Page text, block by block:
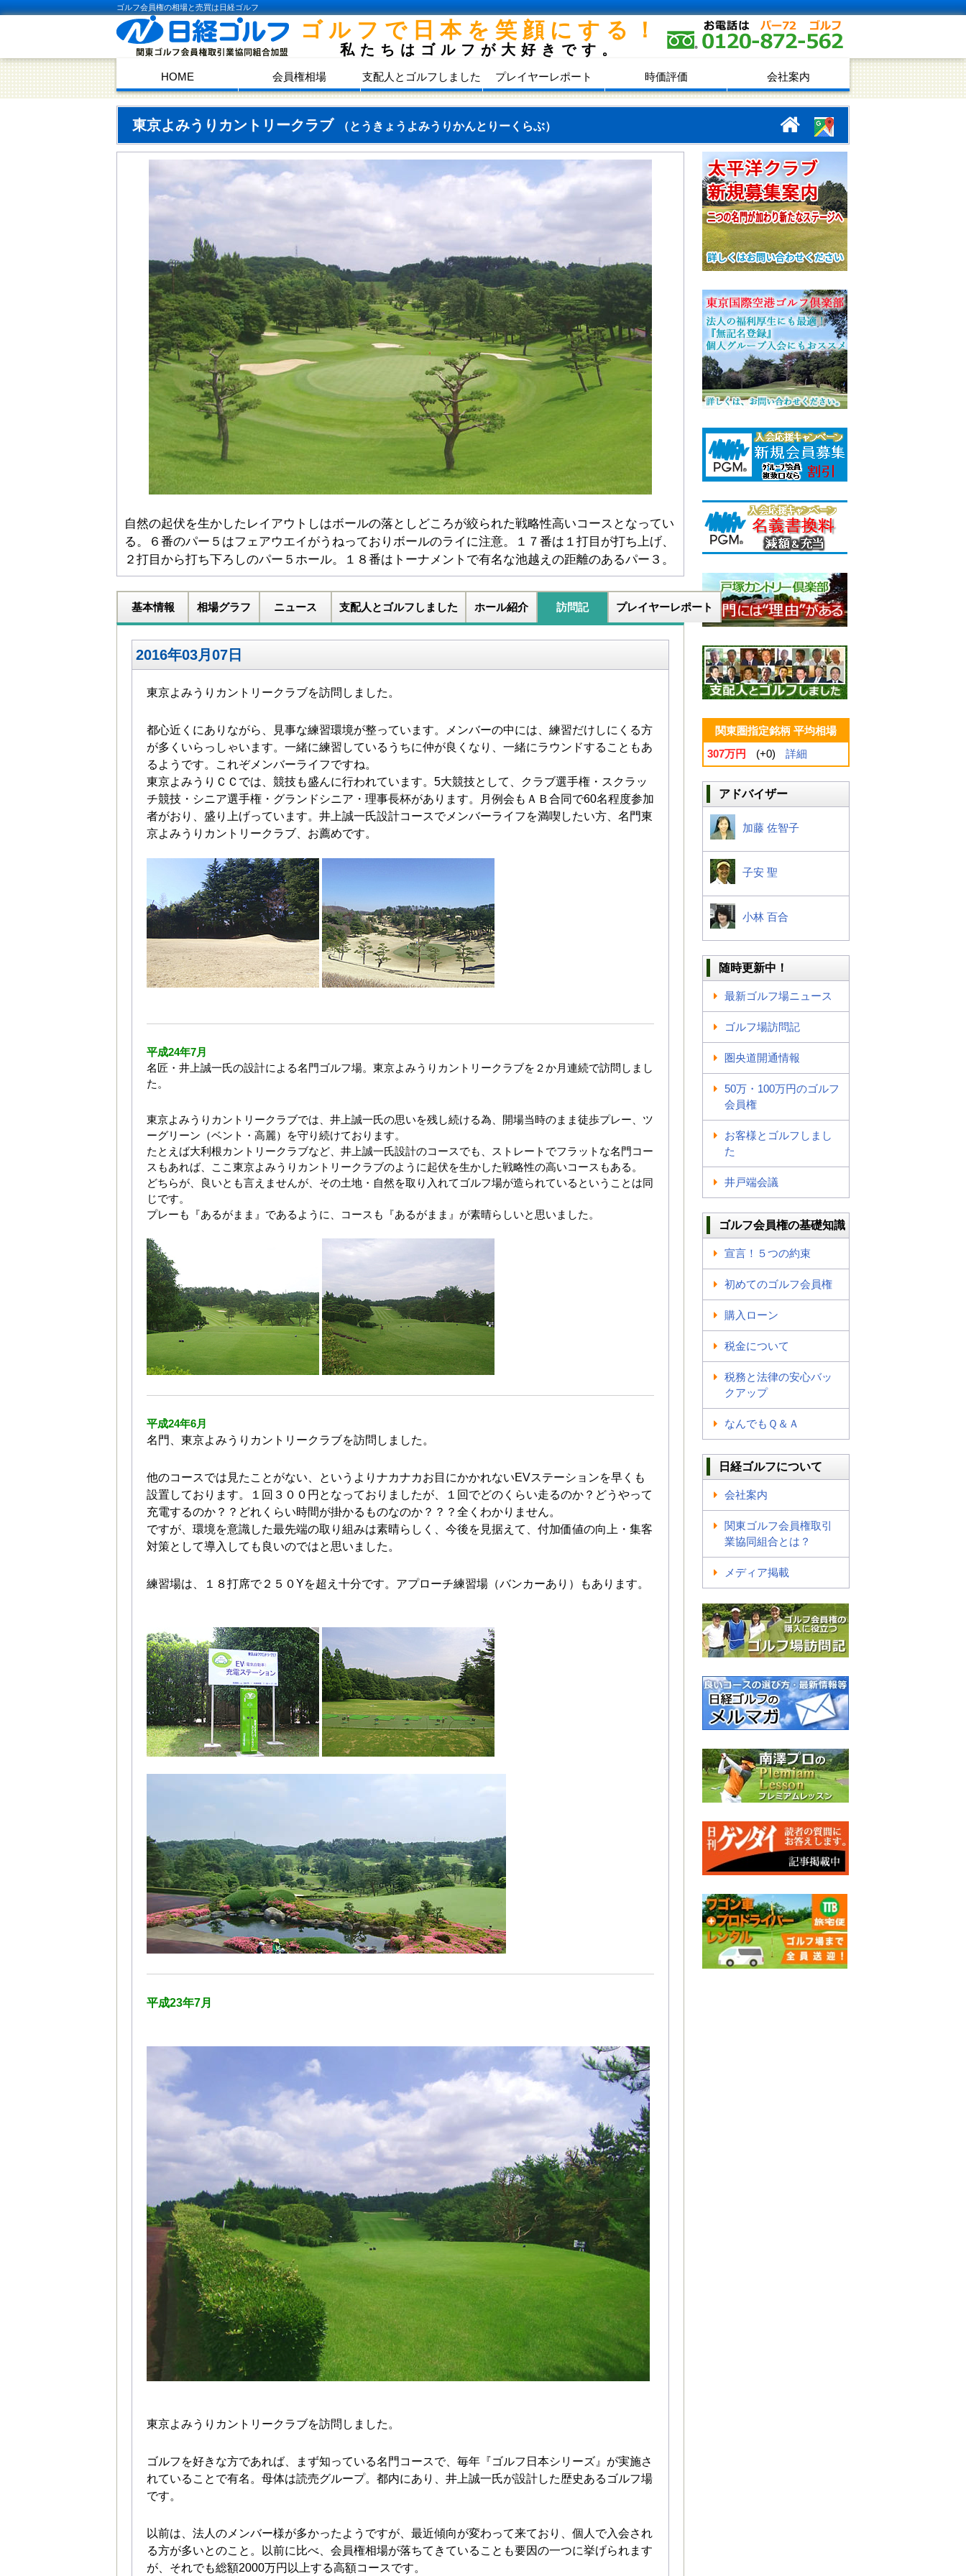
ゴルフ会員権の相場と売買は日経ゴルフ
ゴルフで日本を笑顔にする！
私たちはゴルフが大好きです。
HOME 会員権相場 支配人とゴルフしました プレイヤーレポート 時価評価 会社案内
東京よみうりカントリークラブ （とうきょうよみうりかんとりーくらぶ）
自然の起伏を生かしたレイアウトしはボールの落としどころが絞られた戦略性高いコースとなってい
る。６番のパー５はフェアウエイがうねっておりボールのライに注意。１７番は１打目が打ち上げ、
２打目から打ち下ろしのパー５ホール。１８番はトーナメントで有名な池越えの距離のあるパー３。
基本情報 相場グラフ ニュース 支配人とゴルフしました ホール紹介 訪問記 プレイヤーレポート
2016年03月07日
東京よみうりカントリークラブを訪問しました。
都心近くにありながら、見事な練習環境が整っています。メンバーの中には、練習だけしにくる方
が多くいらっしゃいます。一緒に練習しているうちに仲が良くなり、一緒にラウンドすることもあ
るようです。これぞメンバーライフですね。
東京よみうりＣＣでは、競技も盛んに行われています。5大競技として、クラブ選手権・スクラッ
チ競技・シニア選手権・グランドシニア・理事長杯があります。月例会もＡＢ合同で60名程度参加
者がおり、盛り上げっています。井上誠一氏設計コースでメンバーライフを満喫したい方、名門東
京よみうりカントリークラブ、お薦めです。
平成24年7月
名匠・井上誠一氏の設計による名門ゴルフ場。東京よみうりカントリークラブを２か月連続で訪問しまし
た。
東京よみうりカントリークラブでは、井上誠一氏の思いを残し続ける為、開場当時のまま徒歩プレー、ツ
ーグリーン（ベント・高麗）を守り続けております。
たとえば大利根カントリークラブなど、井上誠一氏設計のコースでも、ストレートでフラットな名門コー
スもあれば、ここ東京よみうりカントリークラブのように起伏を生かした戦略性の高いコースもある。
どちらが、良いとも言えませんが、その土地・自然を取り入れてゴルフ場が造られているということは同
じです。
プレーも『あるがまま』であるように、コースも『あるがまま』が素晴らしいと思いました。
平成24年6月
名門、東京よみうりカントリークラブを訪問しました。
他のコースでは見たことがない、というよりナカナカお目にかかれないEVステーションを早くも
設置しております。１回３００円となっておりましたが、１回でどのくらい走るのか？どうやって
充電するのか？？どれくらい時間が掛かるものなのか？？？全くわかりません。
ですが、環境を意識した最先端の取り組みは素晴らしく、今後を見据えて、付加価値の向上・集客
対策として導入しても良いのではと思いました。
練習場は、１８打席で２５０Yを超え十分です。アプローチ練習場（バンカーあり）もあります。
平成23年7月
東京よみうりカントリークラブを訪問しました。
ゴルフを好きな方であれば、まず知っている名門コースで、毎年『ゴルフ日本シリーズ』が実施さ
れていることで有名。母体は読売グループ。都内にあり、井上誠一氏が設計した歴史あるゴルフ場
です。
以前は、法人のメンバー様が多かったようですが、最近傾向が変わって来ており、個人で入会され
る方が多いとのこと。以前に比べ、会員権相場が落ちてきていることも要因の一つに挙げられます
が、それでも総額2000万円以上する高額コースです。
関東圏指定銘柄 平均相場
307万円
(+0) 詳細
アドバイザー
加藤 佐智子
子安 聖
小林 百合
随時更新中！
最新ゴルフ場ニュース
ゴルフ場訪問記
圏央道開通情報
50万・100万円のゴルフ
会員権
お客様とゴルフしまし
た
井戸端会議
ゴルフ会員権の基礎知識
宣言！５つの約束
初めてのゴルフ会員権
購入ローン
税金について
税務と法律の安心バッ
クアップ
なんでもＱ＆Ａ
日経ゴルフについて
会社案内
関東ゴルフ会員権取引
業協同組合とは？
メディア掲載